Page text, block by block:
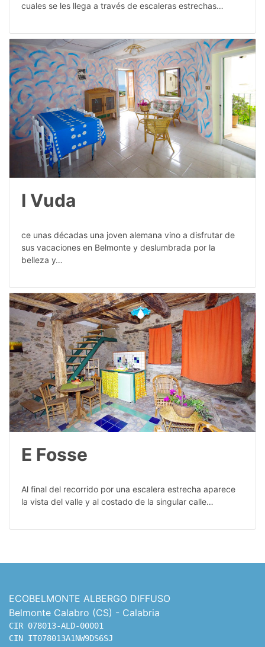
cuales se les llega a través de escaleras estrechas…
I Vuda
ce unas décadas una joven alemana vino a disfrutar de
sus vacaciones en Belmonte y deslumbrada por la
belleza y…
E Fosse
Al final del recorrido por una escalera estrecha aparece
la vista del valle y al costado de la singular calle…
ECOBELMONTE ALBERGO DIFFUSO
Belmonte Calabro (CS) - Calabria
CIR 078013-ALD-00001
CIN IT078013A1NW9DS6SJ